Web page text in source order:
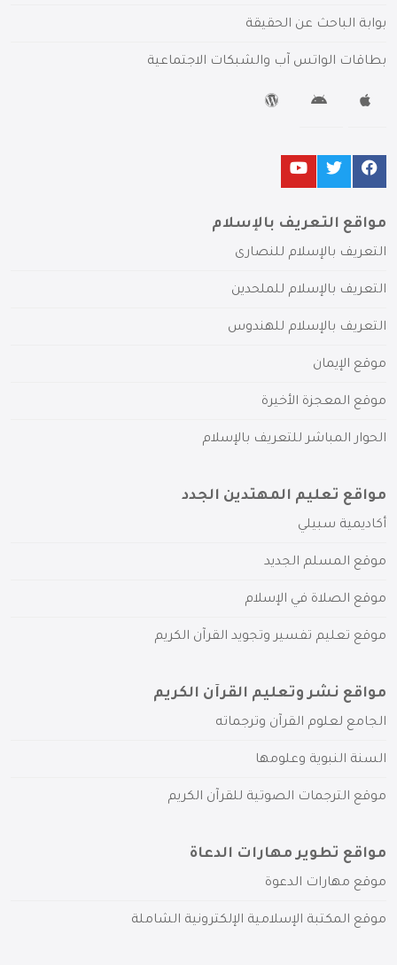
بوابة الباحث عن الحقيقة
بطاقات الواتس آب والشبكات الاجتماعية
مواقع التعريف بالإسلام
التعريف بالإسلام للنصارى
التعريف بالإسلام للملحدين
التعريف بالإسلام للهندوس
موقع الإيمان
موقع المعجزة الأخيرة
الحوار المباشر للتعريف بالإسلام
مواقع تعليم المهتدين الجدد
أكاديمية سبيلي
موقع المسلم الجديد
موقع الصلاة في الإسلام
موقع تعليم تفسير وتجويد القرآن الكريم
مواقع نشر وتعليم القرآن الكريم
الجامع لعلوم القرآن وترجماته
السنة النبوية وعلومها
موقع الترجمات الصوتية للقرآن الكريم
مواقع تطوير مهارات الدعاة
موقع مهارات الدعوة
موقع المكتبة الإسلامية الإلكترونية الشاملة